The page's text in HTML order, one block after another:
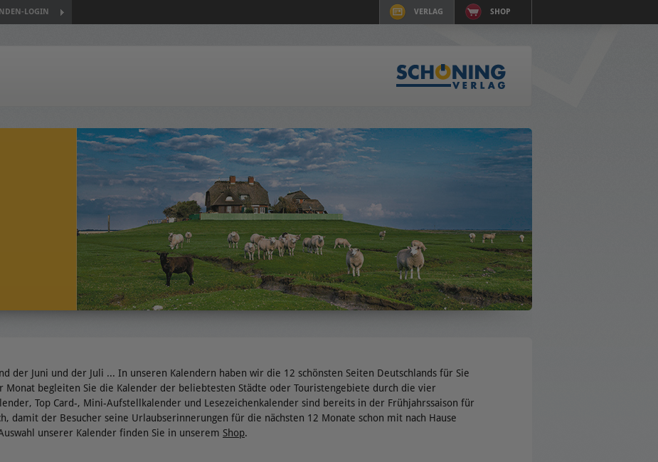
LOGIN SHOP
VERLAG
der Juni und der Juli ... In unseren Kalendern haben wir die 12 schönsten Seiten Deutschlands für Sie
Monat begleiten Sie die Kalender der beliebtesten Städte oder Touristengebiete durch die vier
Top Card-, Mini-Aufstellkalender und Lesezeichenkalender sind bereits in der Frühjahrssaison für
damit der Besucher seine Urlaubserinnerungen für die nächsten 12 Monate schon mit nach Hause
unserer Kalender finden Sie in unserem Shop.